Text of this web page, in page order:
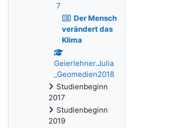
7
Der Mensch
verändert das
Klima
Geierlehner.Julia
_Geomedien2018
Studienbeginn
2017
Studienbeginn
2019